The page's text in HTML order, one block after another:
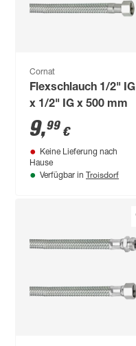
Cornat
Flexschlauch 1/2" IG
x 1/2" IG x 500 mm
9,99 €
Keine Lieferung nach
Hause
Verfügbar in Troisdorf